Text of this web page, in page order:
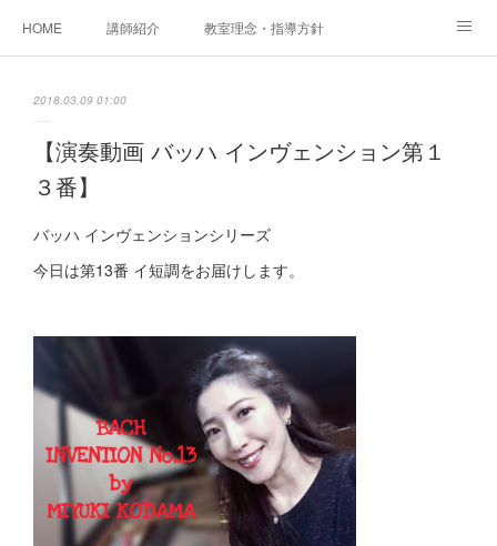
HOME 講師紹介 教室理念・指導方針
ご相談・体験レッスンお申し込み
2018.03.09 01:00
【演奏動画 バッハ インヴェンション第１
３番】
バッハ インヴェンションシリーズ
今日は第13番 イ短調をお届けします。